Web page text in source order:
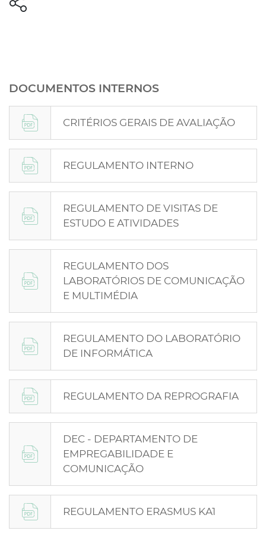
DOCUMENTOS INTERNOS
CRITÉRIOS GERAIS DE AVALIAÇÃO
REGULAMENTO INTERNO
REGULAMENTO DE VISITAS DE
ESTUDO E ATIVIDADES
REGULAMENTO DOS
LABORATÓRIOS DE COMUNICAÇÃO
E MULTIMÉDIA
REGULAMENTO DO LABORATÓRIO
DE INFORMÁTICA
REGULAMENTO DA REPROGRAFIA
DEC - DEPARTAMENTO DE
EMPREGABILIDADE E
COMUNICAÇÃO
REGULAMENTO ERASMUS KA1